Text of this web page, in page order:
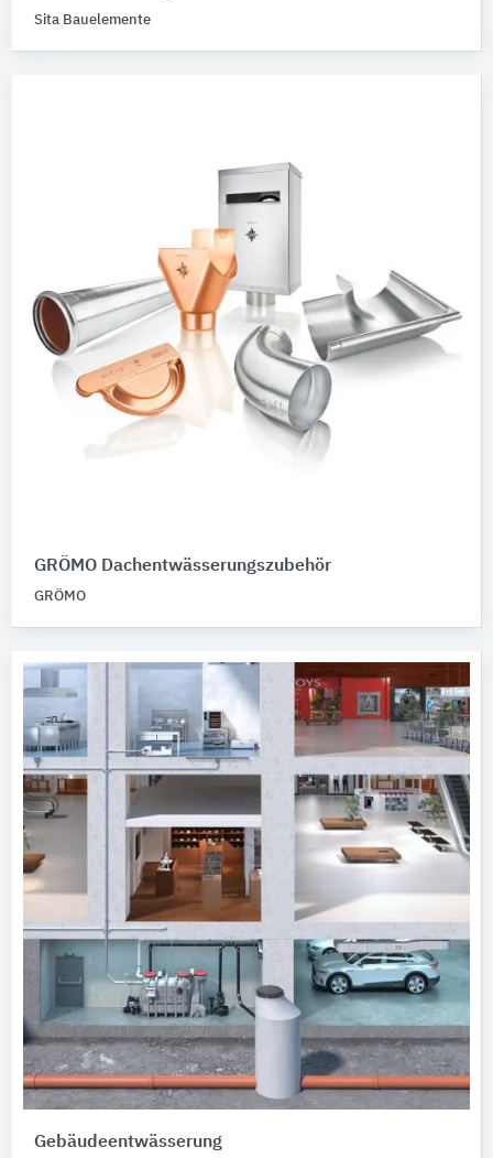
Sita Bauelemente
GRÖMO Dachentwässerungszubehör
GRÖMO
Gebäudeentwässerung